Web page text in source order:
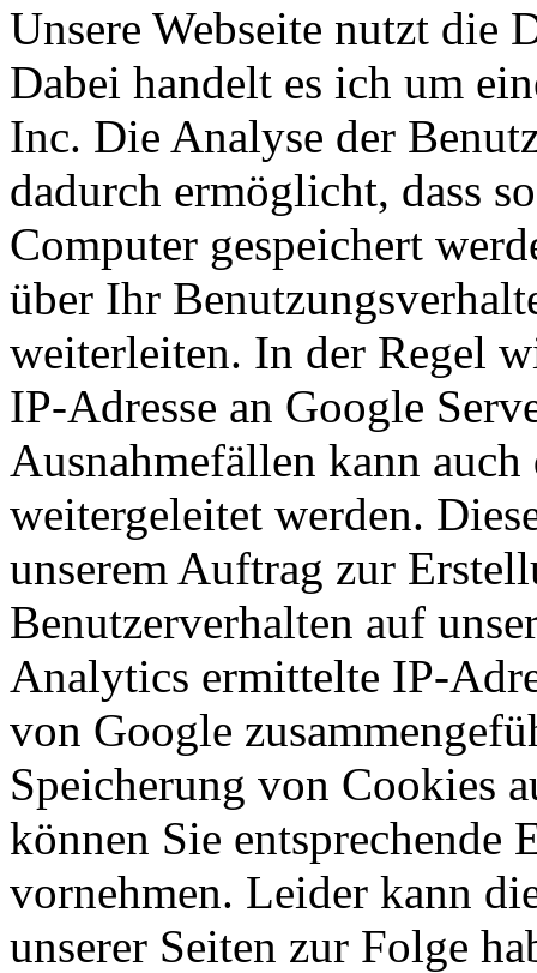
Unsere Webseite nutzt die
Dabei handelt es ich um
Inc. Die Analyse der
dadurch ermöglicht, dass
Computer gespeichert
über Ihr
weiterleiten. In der Regel
IP-Adresse an Google
Ausnahmefällen kann
weitergeleitet werden.
unserem Auftrag zur
Benutzerverhalten auf
Analytics ermittelte IP-
von Google
Speicherung von Cookies
können Sie
vornehmen. Leider kann
unserer Seiten zur Folge